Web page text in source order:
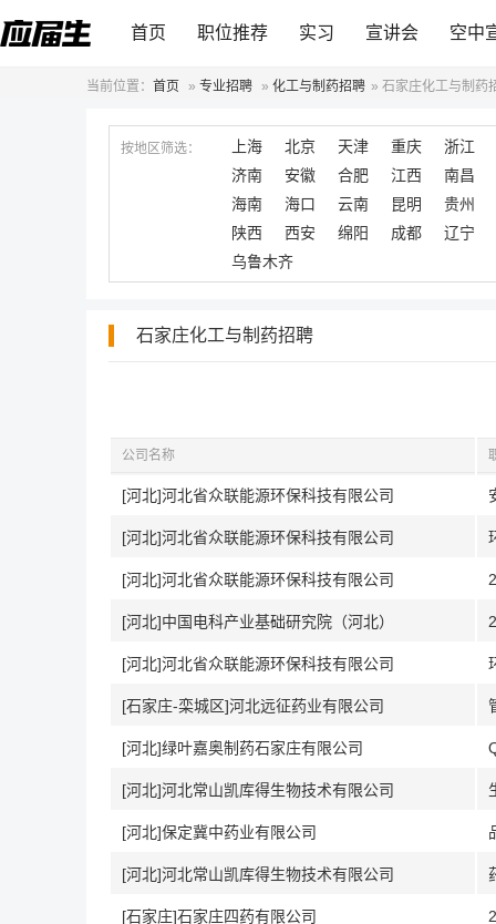
首页 职位推荐 实习 宣讲会 空中
当前位置： 首页 » 专业招聘 » 化工与制药招聘 » 石家庄化工与制药
按地区筛选： 上海 北京 天津 重庆
浙江
济南
安徽 合肥 江西
南昌
海南
海口 云南 昆明
贵州
陕西
西安 绵阳 成都
辽宁
乌鲁木齐
石家庄化工与制药招聘
公司名称
[河北]河北省众联能源环保科技有限公司
[河北]河北省众联能源环保科技有限公司
[河北]河北省众联能源环保科技有限公司
[河北]中国电科产业基础研究院（河北）
[河北]河北省众联能源环保科技有限公司
[石家庄-栾城区]河北远征药业有限公司
[河北]绿叶嘉奥制药石家庄有限公司
[河北]河北常山凯库得生物技术有限公司
[河北]保定冀中药业有限公司
[河北]河北常山凯库得生物技术有限公司
[石家庄]石家庄四药有限公司